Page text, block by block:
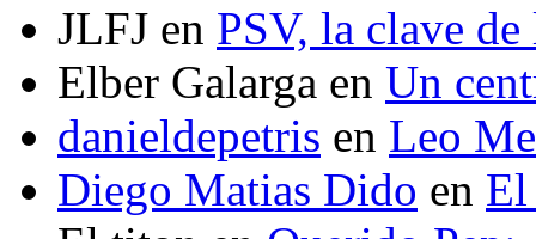
JLFJ en PSV, la clave
Elber Galarga en Un
danieldepetris en Leo
Diego Matias Dido en El